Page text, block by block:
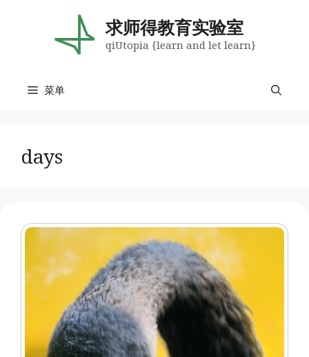
求师得教育实验室
qiUtopia {learn and let learn}
菜单
days